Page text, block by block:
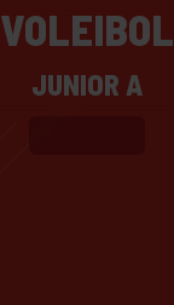
VOLEIBOL
JUNIOR A